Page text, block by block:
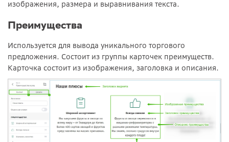
изображения, размера и выравнивания текста.
Преимущества
Используется для вывода уникального торгового
предложения. Состоит из группы карточек преимуществ.
Карточка состоит из изображения, заголовка и описания.